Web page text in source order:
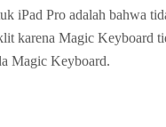
iPad Pro adalah bahwa
karena Magic Keyboard
Magic Keyboard.